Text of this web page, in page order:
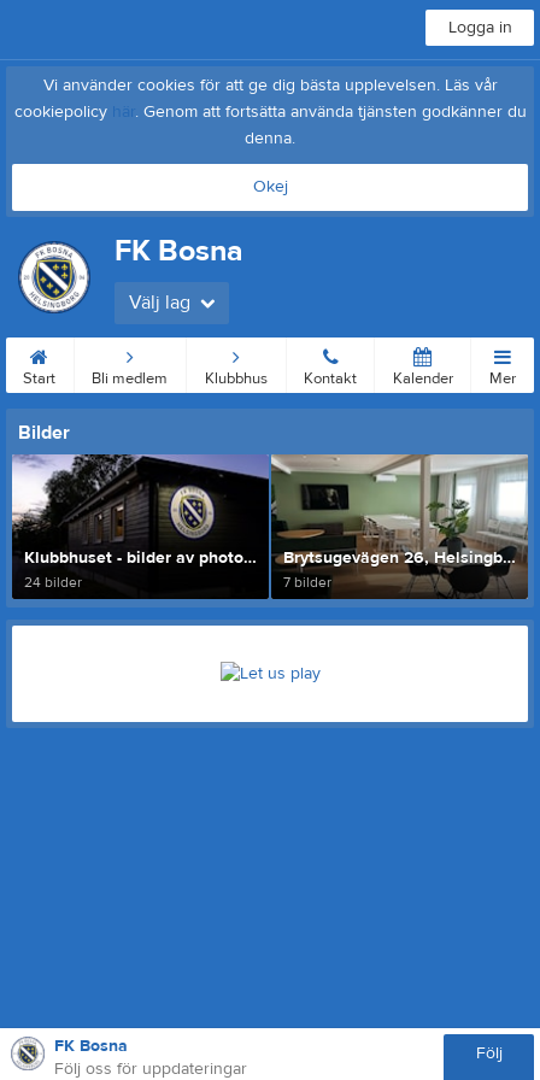
Logga in
FK Bosna
Följ oss för uppdateringar
Följ
Vi använder cookies för att ge dig bästa upplevelsen. Läs vår
cookiepolicy här. Genom att fortsätta använda tjänsten godkänner du
denna.
Okej
FK Bosna
Välj lag
Start Bli medlem Klubbhus Kontakt Kalender Mer
Bilder
Klubbhuset - bilder av photobymz
24 bilder
Brytsugevägen 26, Helsingborg
7 bilder